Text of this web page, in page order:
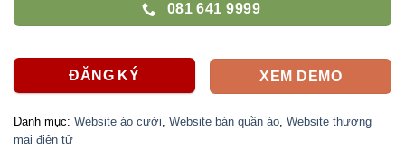
081 641 9999
ĐĂNG KÝ XEM DEMO
Danh mục: Website áo cưới Website bán quần áo Website thương
mại điện tử